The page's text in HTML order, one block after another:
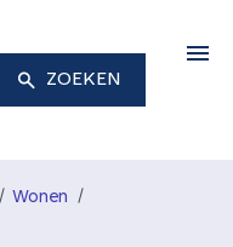
ZOEKEN
Wonen